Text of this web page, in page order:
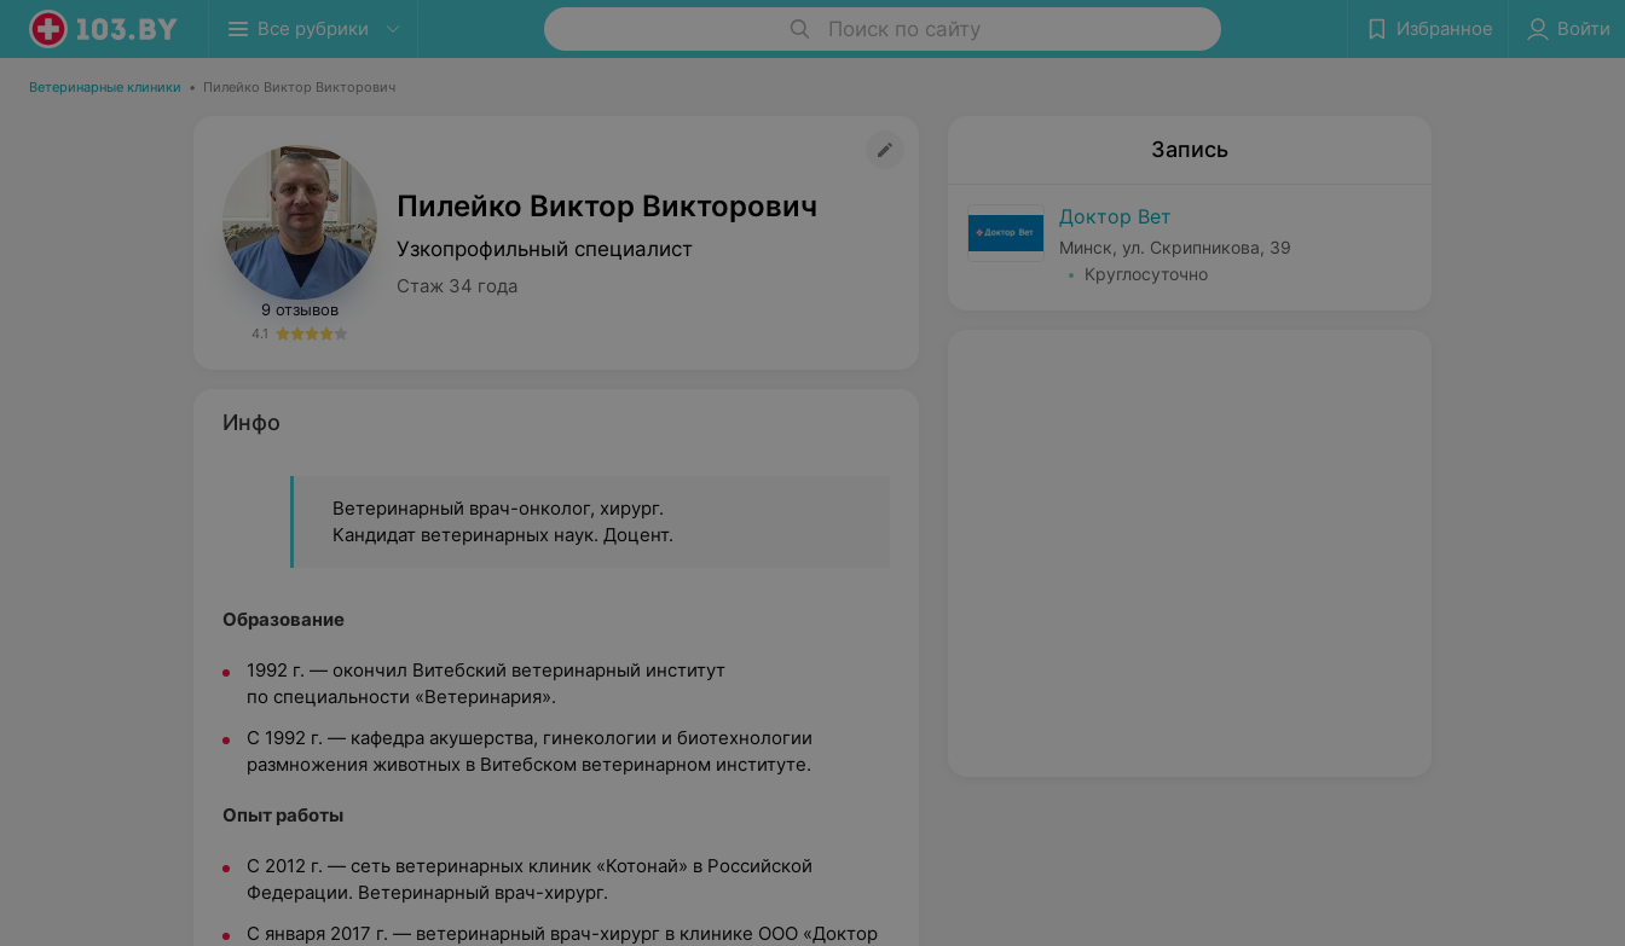
Все рубрики Поиск по сайту Избранное Войти
Ветеринарные клиники • Пилейко Виктор Викторович
9 отзывов
4.1
Пилейко Виктор Викторович
Узкопрофильный специалист
Стаж 34 года
Инфо
Ветеринарный врач-онколог, хирург.
Кандидат ветеринарных наук. Доцент.
Образование
1992 г. — окончил Витебский ветеринарный институт
по специальности «Ветеринария».
С 1992 г. — кафедра акушерства, гинекологии и биотехнологии
размножения животных в Витебском ветеринарном институте.
Опыт работы
С 2012 г. — сеть ветеринарных клиник «Котонай» в Российской
Федерации. Ветеринарный врач-хирург.
С января 2017 г. — ветеринарный врач-хирург в клинике ООО «Доктор
Запись
Доктор Вет
Минск, ул. Скрипникова, 39
Круглосуточно